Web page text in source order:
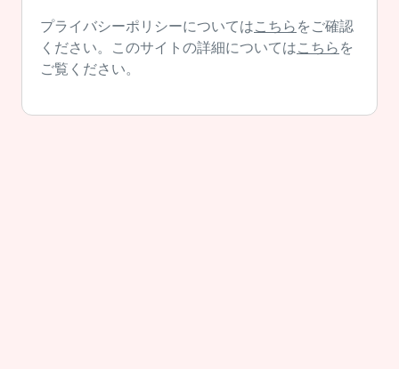
プライバシーポリシーについてはこちら をご確認
ください。このサイトの詳細についてはこちら を
ご覧ください。